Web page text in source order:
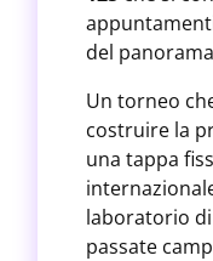
del
Un torneo
costruire la
una tappa
laboratorio
passate